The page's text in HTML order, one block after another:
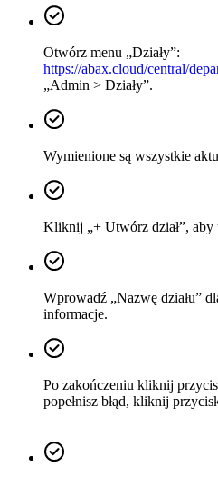
Otwórz menu „Działy”:
https://abax.cloud/central/
„Admin > Działy”.
Wymienione są wszystkie
Kliknij „+ Utwórz dział”, aby
Wprowadź „Nazwę działu”
informacje.
Po zakończeniu kliknij
popełnisz błąd, kliknij